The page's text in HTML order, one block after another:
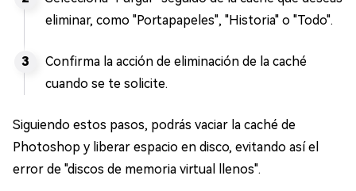
eliminar, como "Portapapeles", "Historia" o "Todo".
Confirma la acción de eliminación de la caché
cuando se te solicite.
Siguiendo estos pasos, podrás vaciar la caché de
Photoshop y liberar espacio en disco, evitando así el
error de "discos de memoria virtual llenos".